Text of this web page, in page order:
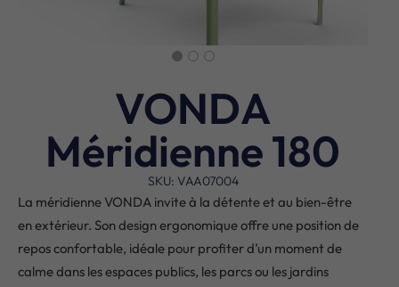
VONDA
Méridienne 180
SKU: VAA07004
La méridienne VONDA invite à la détente et au bien-être
en extérieur. Son design ergonomique offre une position de
repos confortable, idéale pour profiter d’un moment de
calme dans les espaces publics, les parcs ou les jardins